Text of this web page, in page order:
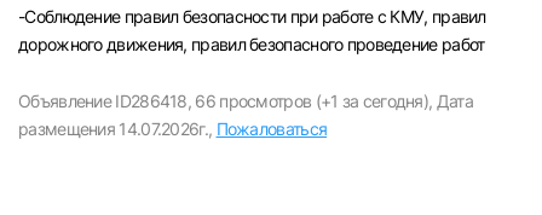
-Соблюдение правил безопасности при работе с КМУ, правил
дорожного движения, правил безопасного проведение работ
Объявление ID286418, 66 просмотров (+1 за сегодня), Дата
размещения 14.07.2026г., Пожаловаться